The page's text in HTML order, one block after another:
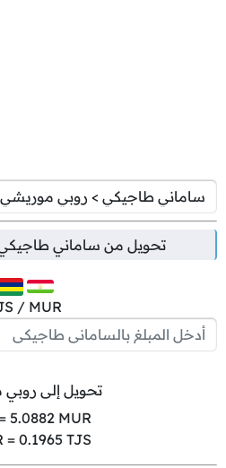
تحويل من ساماني
/ MUR
تحويل إلى
5.0882 MUR
= 0.1965 TJS